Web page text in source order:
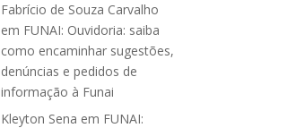
Fabrício de Souza Carvalho
em FUNAI: Ouvidoria: saiba
como encaminhar sugestões,
denúncias e pedidos de
informação à Funai
Kleyton Sena em FUNAI: